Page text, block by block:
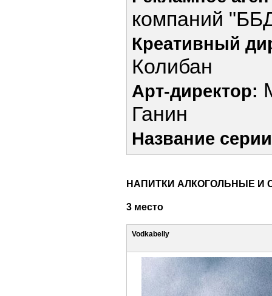
компаний
Креативный
Колибан
Арт-директор:
Ганин
Название
НАПИТКИ АЛКОГОЛЬНЫЕ И
3 место
Vodkabelly